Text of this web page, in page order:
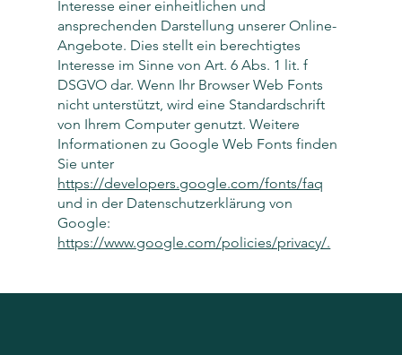
Interesse einer einheitlichen und
ansprechenden Darstellung unserer Online-
Angebote. Dies stellt ein berechtigtes
Interesse im Sinne von Art. 6 Abs. 1 lit. f
DSGVO dar. Wenn Ihr Browser Web Fonts
nicht unterstützt, wird eine Standardschrift
von Ihrem Computer genutzt. Weitere
Informationen zu Google Web Fonts finden
Sie unter
https://developers.google.com/fonts/faq
und in der Datenschutzerklärung von
Google:
https://www.google.com/policies/privacy/.